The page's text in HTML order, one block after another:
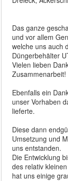
Das ganze
und vor allem
welche uns auch
Düngerbehälter
Vielen lieben
Zusammenarbeit!
Ebenfalls ein
unser Vorhaben
lieferte.
Diese dann
Umsetzung und
uns entstanden.
Die Entwicklung
des relativ
hat uns einige